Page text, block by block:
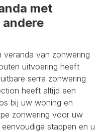
met
veranda van zonwering
uitvoering heeft
serre zonwering
heeft altijd een
bij uw woning en
zonwering voor uw
stappen en u